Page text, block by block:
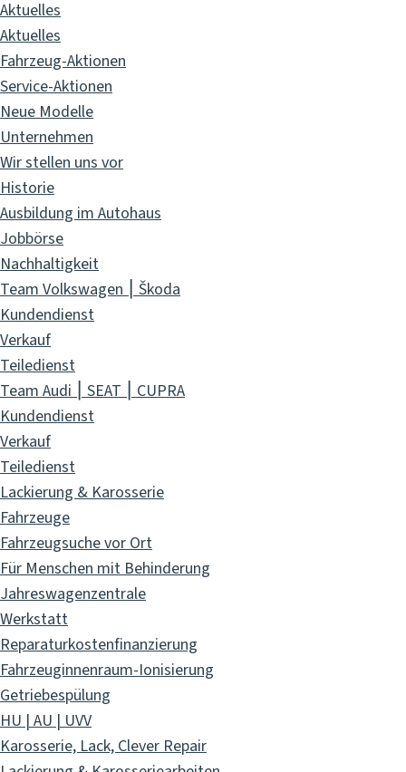
Aktuelles
Aktuelles
Fahrzeug-Aktionen
Service-Aktionen
Neue Modelle
Unternehmen
Wir stellen uns vor
Historie
Ausbildung im Autohaus
Jobbörse
Nachhaltigkeit
Team Volkswagen ⎮ Škoda
Kundendienst
Verkauf
Teiledienst
Team Audi ⎮ SEAT ⎮ CUPRA
Kundendienst
Verkauf
Teiledienst
Lackierung & Karosserie
Fahrzeuge
Fahrzeugsuche vor Ort
Für Menschen mit Behinderung
Jahreswagenzentrale
Werkstatt
Reparaturkostenfinanzierung
Fahrzeuginnenraum-Ionisierung
Getriebespülung
HU | AU | UVV
Karosserie, Lack, Clever Repair